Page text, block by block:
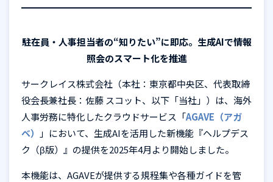
駐在員・人事担当者の“知りたい”に即応。生成AIで情報
照会のスマート化を推進
サークレイス株式会社（本社：東京都中央区、代表取締
役会長兼社長：佐藤 スコット、以下「当社」）は、海外
人事労務に特化したクラウドサービス「AGAVE（アガ
ベ）
」において、生成AIを活用した新機能『ヘルプデス
ク（β版）』の提供を2025年4月より開始しました。
本機能は、AGAVEが提供する規程集や各種ガイドを管